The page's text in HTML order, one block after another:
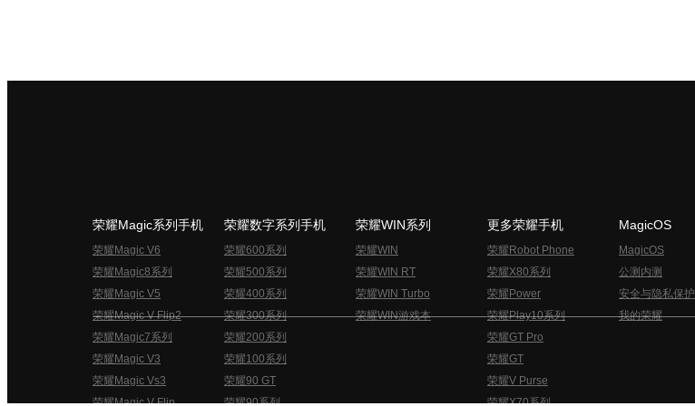
荣耀Magic系列手机
荣耀Magic V6
荣耀Magic8系列
荣耀Magic V5
荣耀Magic V Flip2
荣耀Magic7系列
荣耀Magic V3
荣耀Magic Vs3
荣耀Magic V Flip
荣耀数字系列手机
荣耀600系列
荣耀500系列
荣耀400系列
荣耀300系列
荣耀200系列
荣耀100系列
荣耀90 GT
荣耀90系列
荣耀WIN系列
荣耀WIN
荣耀WIN RT
荣耀WIN Turbo
荣耀WIN游戏本
更多荣耀手机
荣耀Robot Phone
荣耀X80系列
荣耀Power
荣耀Play10系列
荣耀GT Pro
荣耀GT
荣耀V Purse
荣耀X70系列
MagicOS
MagicOS
公测内测
安全与隐私保护
我的荣耀